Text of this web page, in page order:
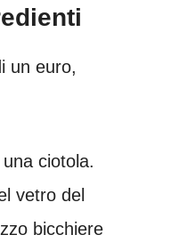
un euro,
ciotola.
vetro del
bicchiere